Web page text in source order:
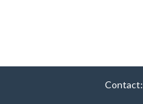
Contact: